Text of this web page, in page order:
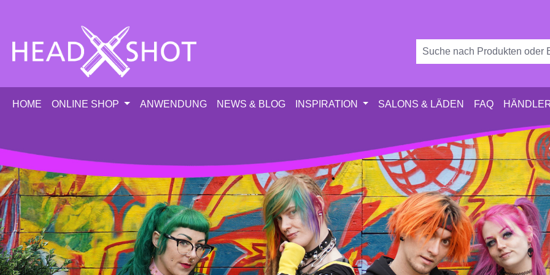
HOME ONLINE SHOP ANWENDUNG NEWS & BLOG INSPIRATION SALONS & LÄDEN FAQ